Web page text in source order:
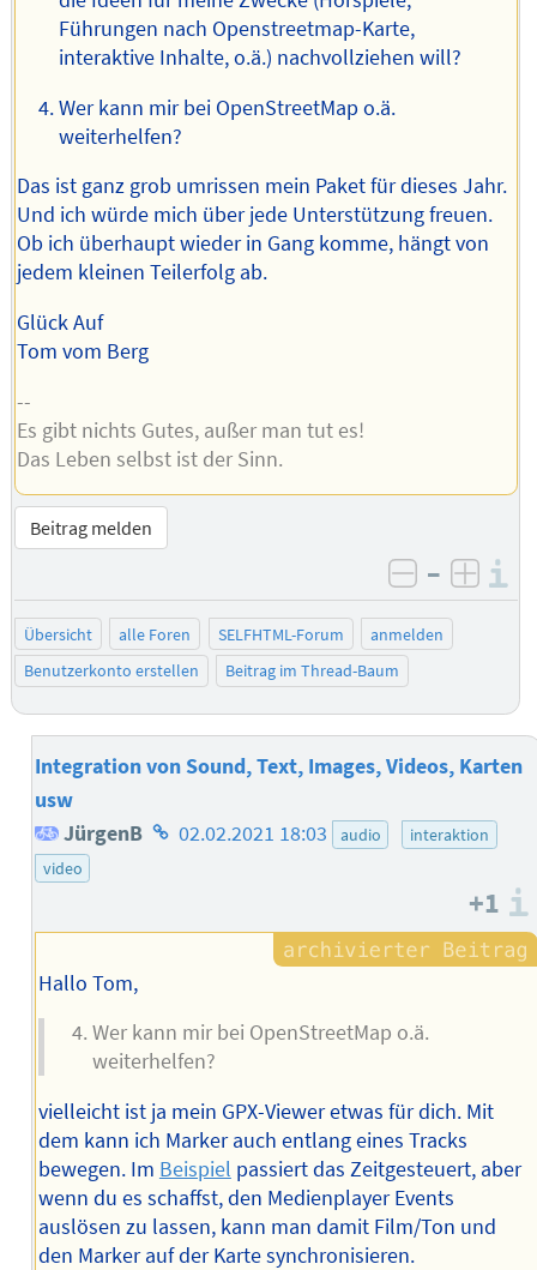
Führungen nach Openstreetmap-Karte,
interaktive Inhalte, o.ä.) nachvollziehen will?
Wer kann mir bei OpenStreetMap o.ä.
weiterhelfen?
Das ist ganz grob umrissen mein Paket für dieses Jahr.
Und ich würde mich über jede Unterstützung freuen.
Ob ich überhaupt wieder in Gang komme, hängt von
jedem kleinen Teilerfolg ab.
Glück Auf
Tom vom Berg
--
Es gibt nichts Gutes, außer man tut es!
Das Leben selbst ist der Sinn.
Beitrag melden
negativ
–
Übersicht alle Foren SELFHTML-Forum
anmelden
Benutzerkonto erstellen
Beitrag im Thread-Baum
Integration von Sound, Text, Images, Videos, Karten
usw
JürgenB Homepage
02.02.2021 18:03 audio
interaktion
video
+1
Hallo Tom,
Wer kann mir bei OpenStreetMap o.ä.
weiterhelfen?
vielleicht ist ja mein GPX-Viewer etwas für dich. Mit
dem kann ich Marker auch entlang eines Tracks
bewegen. Im Beispiel passiert das Zeitgesteuert, aber
wenn du es schaffst, den Medienplayer Events
auslösen zu lassen, kann man damit Film/Ton und
den Marker auf der Karte synchronisieren.